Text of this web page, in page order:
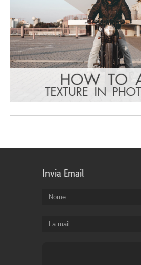
Invia Email
Nome
La mail